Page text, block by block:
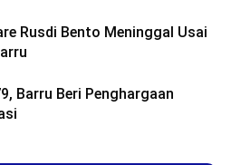
Rusdi Bento Meninggal Usai
Barru Beri Penghargaan